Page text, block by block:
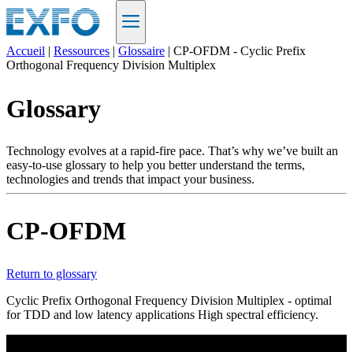
FR
Produits
Solutions
Services
Acheter
Ressources
nous
Register Login
Corporate
Careers
Partners
Accueil | Ressources | Glossaire | CP-OFDM - Cyclic Prefix
Orthogonal Frequency Division Multiplex
Glossary
Technology evolves at a rapid-fire pace. That’s why we’ve built an
easy-to-use glossary to help you better understand the terms,
technologies and trends that impact your business.
CP-OFDM
Return to glossary
Cyclic Prefix Orthogonal Frequency Division Multiplex - optimal
for TDD and low latency applications High spectral efficiency.